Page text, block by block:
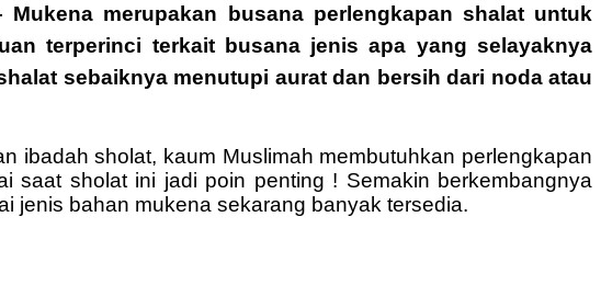
Mukena merupakan busana perlengkapan shalat untuk
terperinci terkait busana jenis apa yang selayaknya
sebaiknya menutupi aurat dan bersih dari noda atau
ibadah sholat, kaum Muslimah membutuhkan perlengkapan
saat sholat ini jadi poin penting ! Semakin berkembangnya
jenis bahan mukena sekarang banyak tersedia.